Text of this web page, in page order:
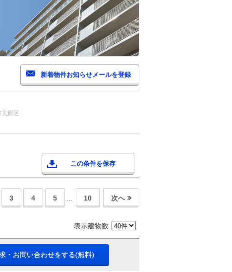
原区
この条件を保存
3 4 5 … 10 次へ
表示建物数
・お問い合わせをする(無料)